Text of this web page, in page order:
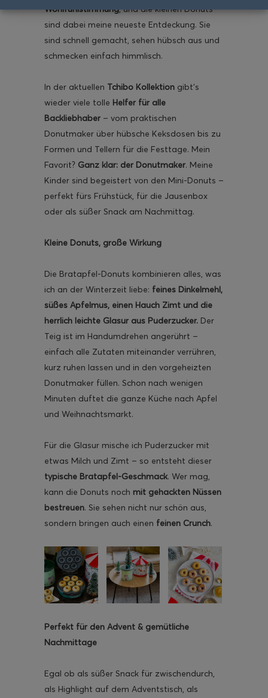
Eis am Stil
Wohlfühlstimmung, und die kleinen Donuts
sind dabei meine neueste Entdeckung. Sie
sind schnell gemacht, sehen hübsch aus und
schmecken einfach himmlisch.
In der aktuellen Tchibo Kollektion gibt’s
wieder viele tolle Helfer für alle
Backliebhaber – vom praktischen
Donutmaker über hübsche Keksdosen bis zu
Formen und Tellern für die Festtage. Mein
Favorit? Ganz klar: der Donutmaker. Meine
Kinder sind begeistert von den Mini-Donuts –
perfekt fürs Frühstück, für die Jausenbox
oder als süßer Snack am Nachmittag.
Kleine Donuts, große Wirkung
Die Bratapfel-Donuts kombinieren alles, was
ich an der Winterzeit liebe: feines Dinkelmehl,
süßes Apfelmus, einen Hauch Zimt und die
herrlich leichte Glasur aus Puderzucker. Der
Teig ist im Handumdrehen angerührt –
einfach alle Zutaten miteinander verrühren,
kurz ruhen lassen und in den vorgeheizten
Donutmaker füllen. Schon nach wenigen
Minuten duftet die ganze Küche nach Apfel
und Weihnachtsmarkt.
Für die Glasur mische ich Puderzucker mit
etwas Milch und Zimt – so entsteht dieser
typische Bratapfel-Geschmack. Wer mag,
kann die Donuts noch mit gehackten Nüssen
bestreuen. Sie sehen nicht nur schön aus,
sondern bringen auch einen feinen Crunch.
Perfekt für den Advent & gemütliche
Nachmittage
Egal ob als süßer Snack für zwischendurch,
als Highlight auf dem Adventstisch, als